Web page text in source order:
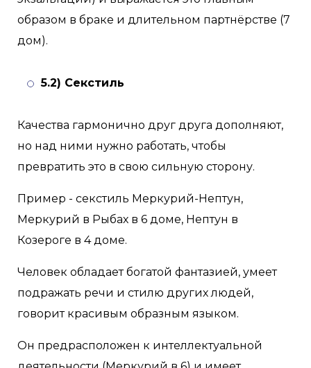
образом в браке и длительном партнёрстве (7
дом).
5.2) Секстиль
Качества гармонично друг друга дополняют,
но над ними нужно работать, чтобы
превратить это в свою сильную сторону.
Пример - секстиль Меркурий-Нептун,
Меркурий в Рыбах в 6 доме, Нептун в
Козероге в 4 доме.
Человек обладает богатой фантазией, умеет
подражать речи и стилю других людей,
говорит красивым образным языком.
Он предрасположен к интеллектуальной